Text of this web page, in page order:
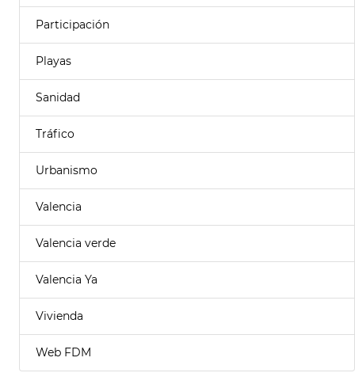
Participación
Playas
Sanidad
Tráfico
Urbanismo
Valencia
Valencia verde
Valencia Ya
Vivienda
Web FDM